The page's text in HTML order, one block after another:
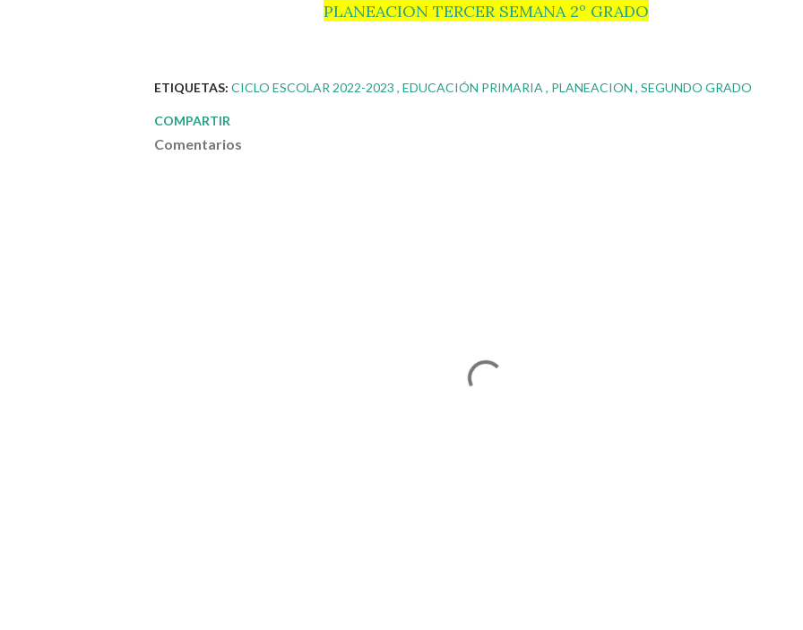
PLANEACION TERCER SEMANA 2º GRADO
ETIQUETAS: CICLO ESCOLAR 2022-2023 EDUCACIÓN PRIMARIA PLANEACION SEGUNDO GRADO
COMPARTIR
Comentarios